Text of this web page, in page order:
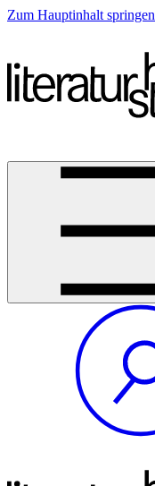
Zum Hauptinhalt springen